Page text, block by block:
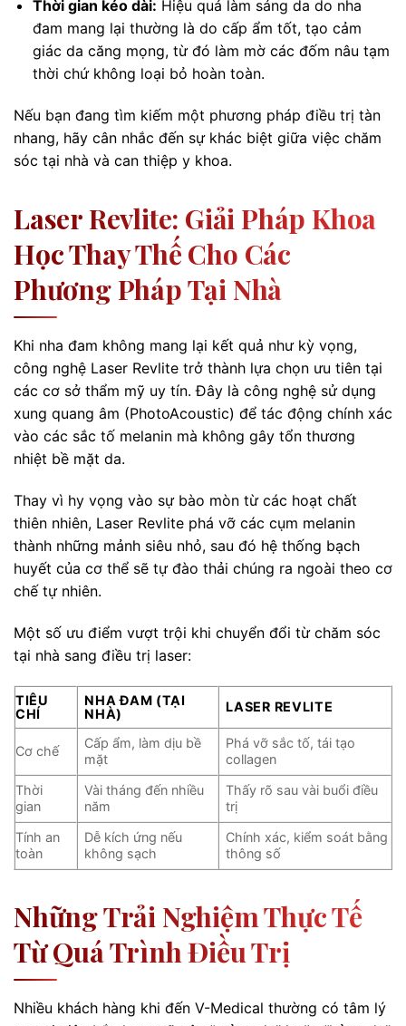
Thời gian kéo dài: Hiệu quả làm sáng da do nha
đam mang lại thường là do cấp ẩm tốt, tạo cảm
giác da căng mọng, từ đó làm mờ các đốm nâu tạm
thời chứ không loại bỏ hoàn toàn.
Nếu bạn đang tìm kiếm một phương pháp điều trị tàn
nhang, hãy cân nhắc đến sự khác biệt giữa việc chăm
sóc tại nhà và can thiệp y khoa.
Laser Revlite: Giải Pháp Khoa
Học Thay Thế Cho Các
Phương Pháp Tại Nhà
Khi nha đam không mang lại kết quả như kỳ vọng,
công nghệ Laser Revlite trở thành lựa chọn ưu tiên tại
các cơ sở thẩm mỹ uy tín. Đây là công nghệ sử dụng
xung quang âm (PhotoAcoustic) để tác động chính xác
vào các sắc tố melanin mà không gây tổn thương
nhiệt bề mặt da.
Thay vì hy vọng vào sự bào mòn từ các hoạt chất
thiên nhiên, Laser Revlite phá vỡ các cụm melanin
thành những mảnh siêu nhỏ, sau đó hệ thống bạch
huyết của cơ thể sẽ tự đào thải chúng ra ngoài theo cơ
chế tự nhiên.
Một số ưu điểm vượt trội khi chuyển đổi từ chăm sóc
tại nhà sang điều trị laser:
TIÊU
CHÍ
NHA ĐAM (TẠI
NHÀ)
LASER REVLITE
Cơ chế
Cấp ẩm, làm dịu bề
mặt
Phá vỡ sắc tố, tái tạo
collagen
Thời
gian
Vài tháng đến nhiều
năm
Thấy rõ sau vài buổi điều
trị
Tính an
toàn
Dễ kích ứng nếu
không sạch
Chính xác, kiểm soát bằng
thông số
Những Trải Nghiệm Thực Tế
Từ Quá Trình Điều Trị
Nhiều khách hàng khi đến V-Medical thường có tâm lý